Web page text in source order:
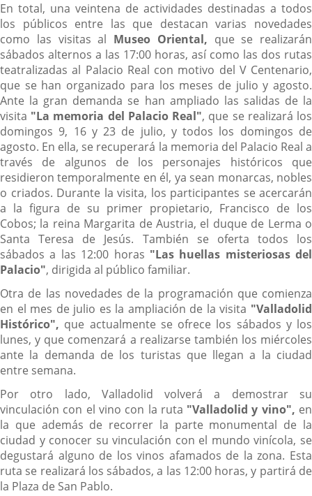
En total, una veintena de actividades destinadas a todos
los públicos entre las que destacan varias novedades
como las visitas al Museo Oriental, que se realizarán
sábados alternos a las 17:00 horas, así como las dos rutas
teatralizadas al Palacio Real con motivo del V Centenario,
que se han organizado para los meses de julio y agosto.
Ante la gran demanda se han ampliado las salidas de la
visita "La memoria del Palacio Real", que se realizará los
domingos 9, 16 y 23 de julio, y todos los domingos de
agosto. En ella, se recuperará la memoria del Palacio Real a
través de algunos de los personajes históricos que
residieron temporalmente en él, ya sean monarcas, nobles
o criados. Durante la visita, los participantes se acercarán
a la figura de su primer propietario, Francisco de los
Cobos; la reina Margarita de Austria, el duque de Lerma o
Santa Teresa de Jesús. También se oferta todos los
sábados a las 12:00 horas "Las huellas misteriosas del
Palacio", dirigida al público familiar.
Otra de las novedades de la programación que comienza
en el mes de julio es la ampliación de la visita "Valladolid
Histórico", que actualmente se ofrece los sábados y los
lunes, y que comenzará a realizarse también los miércoles
ante la demanda de los turistas que llegan a la ciudad
entre semana.
Por otro lado, Valladolid volverá a demostrar su
vinculación con el vino con la ruta "Valladolid y vino", en
la que además de recorrer la parte monumental de la
ciudad y conocer su vinculación con el mundo vinícola, se
degustará alguno de los vinos afamados de la zona. Esta
ruta se realizará los sábados, a las 12:00 horas, y partirá de
la Plaza de San Pablo.